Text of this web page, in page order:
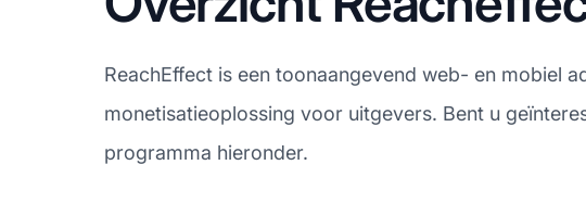
ReachEffect is een toonaangevend web- en mobiel
monetisatieoplossing voor uitgevers. Bent u
programma hieronder.